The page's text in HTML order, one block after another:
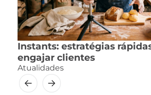
Instants: estratégias
engajar clientes
Atualidades